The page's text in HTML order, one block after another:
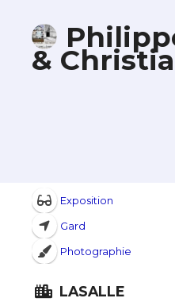
&
Exposition
Gard
Photographie
LASALLE